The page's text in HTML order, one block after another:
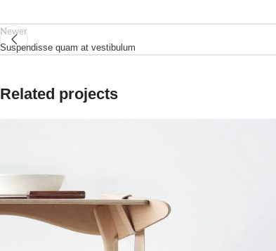
Newer
Suspendisse quam at vestibulum
Related projects